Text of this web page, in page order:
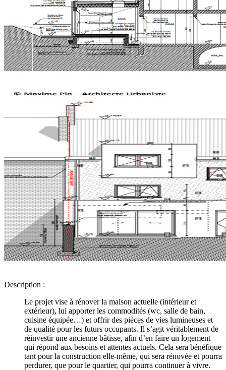
Description :
Le projet vise à rénover la maison actuelle (intérieur et
extérieur), lui apporter les commodités (wc, salle de bain,
cuisine équipée…) et offrir des pièces de vies lumineuses et
de qualité pour les futurs occupants. Il s’agit véritablement de
réinvestir une ancienne bâtisse, afin d’en faire un logement
qui répond aux besoins et attentes actuels. Cela sera bénéfique
tant pour la construction elle-même, qui sera rénovée et pourra
perdurer, que pour le quartier, qui pourra continuer à vivre.